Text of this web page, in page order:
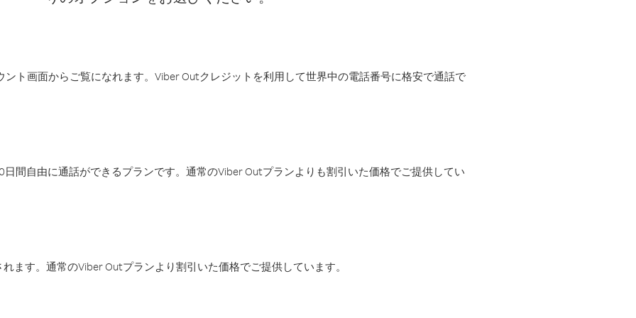
ト画面からご覧になれます。Viber Outクレジットを利用して世界中の電話番号に格安で通話で
間自由に通話ができるプランです。通常のViber Outプランよりも割引いた価格でご提供してい
ます。通常のViber Outプランより割引いた価格でご提供しています。